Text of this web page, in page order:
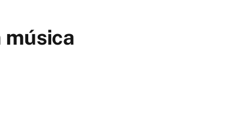
música